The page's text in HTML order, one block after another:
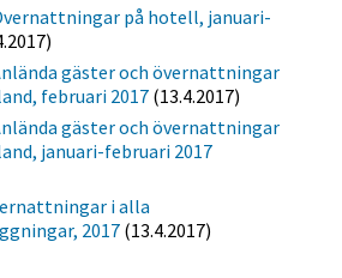
på hotell, januari-
gäster och övernattningar
februari 2017 (13.4.2017)
gäster och övernattningar
januari-februari 2017
i alla
2017 (13.4.2017)